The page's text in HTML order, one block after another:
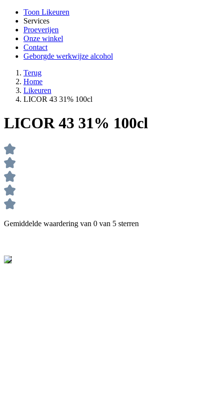
Toon Likeuren
Services
Proeverijen
Onze winkel
Contact
Geborgde werkwijze alcohol
Terug
Home
Likeuren
LICOR 43 31% 100cl
LICOR 43 31% 100cl
Gemiddelde waardering van 0 van 5 sterren